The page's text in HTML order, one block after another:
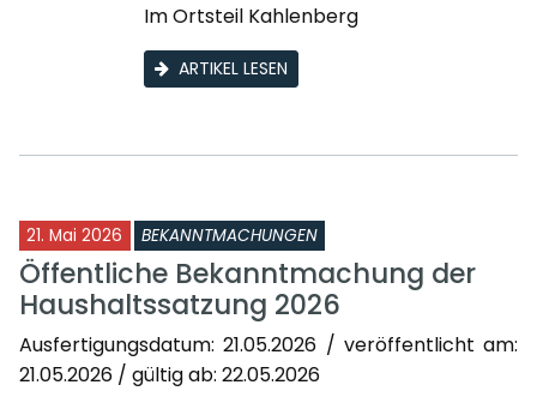
Im Ortsteil Kahlenberg
ARTIKEL LESEN
21. Mai 2026 BEKANNTMACHUNGEN
Öffentliche Bekanntmachung der
Haushaltssatzung 2026
Ausfertigungsdatum: 21.05.2026 / veröffentlicht am:
21.05.2026 / gültig ab: 22.05.2026